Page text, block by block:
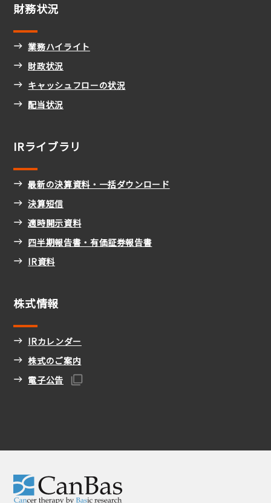
財務状況
業務ハイライト
財政状況
キャッシュフローの状況
配当状況
IRライブラリ
最新の決算資料・一括ダウンロード
決算短信
適時開示資料
四半期報告書・有価証券報告書
IR資料
株式情報
IRカレンダー
株式のご案内
電子公告